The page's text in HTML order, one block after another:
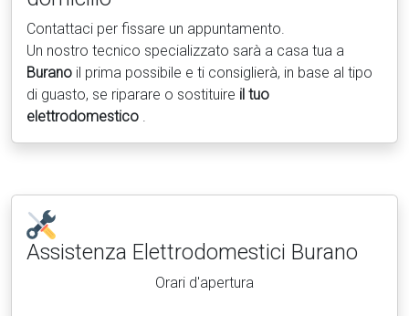
Contattaci per fissare un appuntamento.
Un nostro tecnico specializzato sarà a casa tua a
Burano il prima possibile e ti consiglierà, in base al tipo
di guasto, se riparare o sostituire il tuo
elettrodomestico .
Assistenza Elettrodomestici Burano
Orari d'apertura